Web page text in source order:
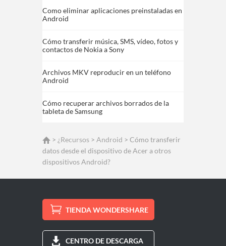
Como eliminar aplicaciones preinstaladas en
Android
Cómo transferir música, SMS, vídeo, fotos y
contactos de Nokia a Sony
Archivos MKV reproducir en un teléfono
Android
Cómo recuperar archivos borrados de la
tableta de Samsung
> ¿Recursos > Android > Cómo transferir
datos desde el dispositivo de Acer a otros
dispositivos Android?
TIENDA WONDERSHARE
CENTRO DE DESCARGA